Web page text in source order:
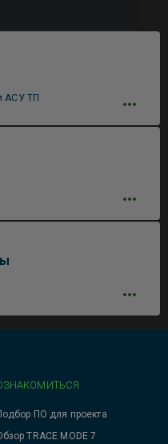
АСУ ТП
ПО для проекта
TRACE MODE 7